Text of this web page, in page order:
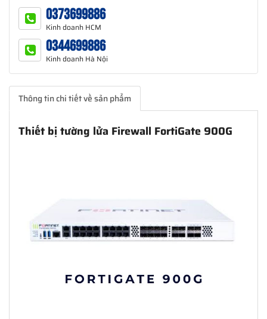
0373699886
Kinh doanh HCM
0344699886
Kinh doanh Hà Nội
Thông tin chi tiết về sản phẩm
Thiết bị tường lửa Firewall FortiGate 900G